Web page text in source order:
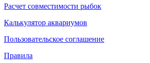
Расчет совместимости рыбок
Калькулятор аквариумов
Пользовательское соглашение
Правила